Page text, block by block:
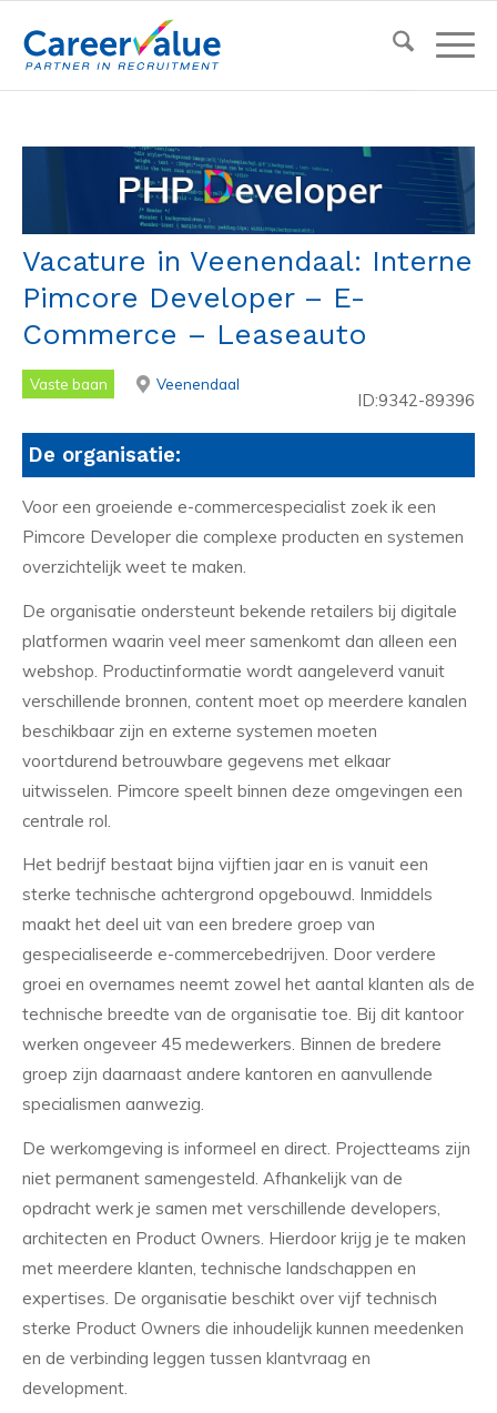
Vacature in Veenendaal: Interne
Pimcore Developer – E-
Commerce – Leaseauto
Vaste baan Veenendaal
ID:9342-89396
De organisatie:
Voor een groeiende e-commercespecialist zoek ik een
Pimcore Developer die complexe producten en systemen
overzichtelijk weet te maken.
De organisatie ondersteunt bekende retailers bij digitale
platformen waarin veel meer samenkomt dan alleen een
webshop. Productinformatie wordt aangeleverd vanuit
verschillende bronnen, content moet op meerdere kanalen
beschikbaar zijn en externe systemen moeten
voortdurend betrouwbare gegevens met elkaar
uitwisselen. Pimcore speelt binnen deze omgevingen een
centrale rol.
Het bedrijf bestaat bijna vijftien jaar en is vanuit een
sterke technische achtergrond opgebouwd. Inmiddels
maakt het deel uit van een bredere groep van
gespecialiseerde e-commercebedrijven. Door verdere
groei en overnames neemt zowel het aantal klanten als de
technische breedte van de organisatie toe. Bij dit kantoor
werken ongeveer 45 medewerkers. Binnen de bredere
groep zijn daarnaast andere kantoren en aanvullende
specialismen aanwezig.
De werkomgeving is informeel en direct. Projectteams zijn
niet permanent samengesteld. Afhankelijk van de
opdracht werk je samen met verschillende developers,
architecten en Product Owners. Hierdoor krijg je te maken
met meerdere klanten, technische landschappen en
expertises. De organisatie beschikt over vijf technisch
sterke Product Owners die inhoudelijk kunnen meedenken
en de verbinding leggen tussen klantvraag en
development.